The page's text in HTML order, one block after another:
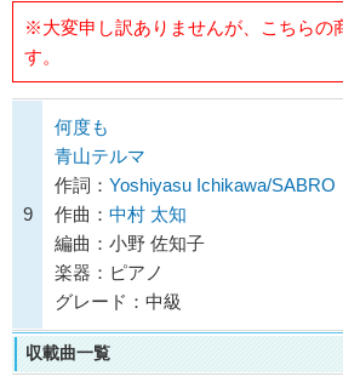
※大変申し訳ありませんが、こちらの
す。
9
何度も
青山テルマ
作詞： Yoshiyasu Ichikawa/SABRO
作曲： 中村 太知
編曲：小野 佐知子
楽器：ピアノ
グレード：中級
収載曲一覧